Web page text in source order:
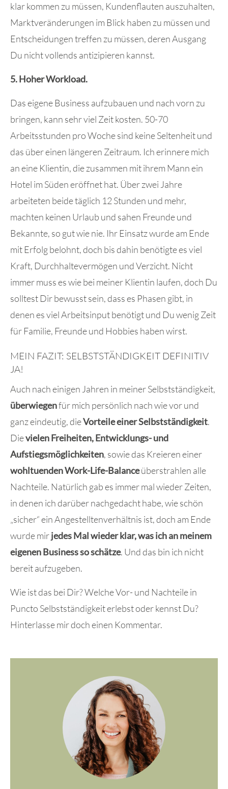
klar kommen zu müssen, Kundenflauten auszuhalten,
Marktveränderungen im Blick haben zu müssen und
Entscheidungen treffen zu müssen, deren Ausgang
Du nicht vollends antizipieren kannst.
5. Hoher Workload.
Das eigene Business aufzubauen und nach vorn zu
bringen, kann sehr viel Zeit kosten. 50-70
Arbeitsstunden pro Woche sind keine Seltenheit und
das über einen längeren Zeitraum. Ich erinnere mich
an eine Klientin, die zusammen mit ihrem Mann ein
Hotel im Süden eröffnet hat. Über zwei Jahre
arbeiteten beide täglich 12 Stunden und mehr,
machten keinen Urlaub und sahen Freunde und
Bekannte, so gut wie nie. Ihr Einsatz wurde am Ende
mit Erfolg belohnt, doch bis dahin benötigte es viel
Kraft, Durchhaltevermögen und Verzicht. Nicht
immer muss es wie bei meiner Klientin laufen, doch Du
solltest Dir bewusst sein, dass es Phasen gibt, in
denen es viel Arbeitsinput benötigt und Du wenig Zeit
für Familie, Freunde und Hobbies haben wirst.
MEIN FAZIT: SELBSTSTÄNDIGKEIT DEFINITIV
JA!
Auch nach einigen Jahren in meiner Selbstständigkeit,
überwiegenfür mich persönlich nach wie vor und
ganz eindeutig, dieVorteile einer Selbstständigkeit.
Dievielen Freiheiten, Entwicklungs- und
Aufstiegsmöglichkeiten, sowie das Kreieren einer
wohltuenden Work-Life-Balanceüberstrahlen alle
Nachteile. Natürlich gab es immer mal wieder Zeiten,
in denen ich darüber nachgedacht habe, wie schön
„sicher“ ein Angestelltenverhältnis ist, doch am Ende
wurde mirjedes Mal wieder klar, was ich an meinem
eigenen Business so schätze. Und das bin ich nicht
bereit aufzugeben.
Wie ist das bei Dir? Welche Vor- und Nachteile in
Puncto Selbstständigkeit erlebst oder kennst Du?
Hinterlasse mir doch einen Kommentar.